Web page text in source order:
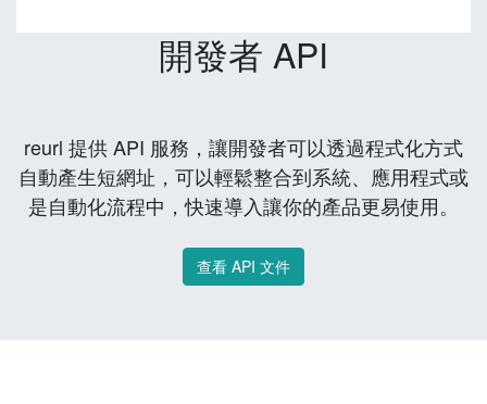
開發者 API
reurl 提供 API 服務，讓開發者可以透過程式化方式
自動產生短網址，可以輕鬆整合到系統、應用程式或
是自動化流程中，快速導入讓你的產品更易使用。
查看 API 文件